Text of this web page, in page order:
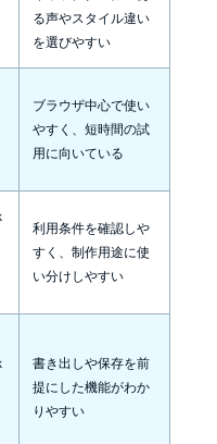
る声やスタイル違い
を選びやすい
ブラウザ中心で使い
やすく、短時間の試
用に向いている
利用条件を確認しや
すく、制作用途に使
い分けしやすい
書き出しや保存を前
提にした機能がわか
りやすい